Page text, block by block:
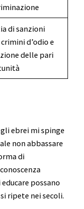
di sanzioni
d’odio e
delle pari
ebrei mi spinge
non abbassare
di
possano
ripete nei secoli.